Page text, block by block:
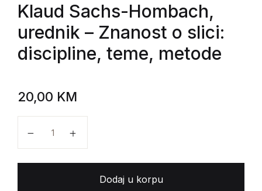
Klaud Sachs-Hombach,
urednik – Znanost o slici:
discipline, teme, metode
20,00 KM
Dodaj u korpu